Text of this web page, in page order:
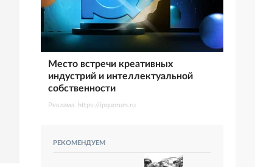
Место встречи креативных
индустрий и интеллектуальной
собственности
Реклама. https://ipquorum.ru
РЕКОМЕНДУЕМ